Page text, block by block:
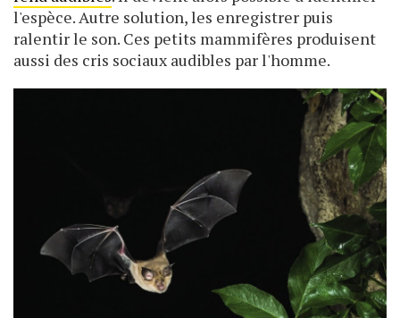
l'espèce. Autre solution, les enregistrer puis
ralentir le son. Ces petits mammifères produisent
aussi des cris sociaux audibles par l'homme.